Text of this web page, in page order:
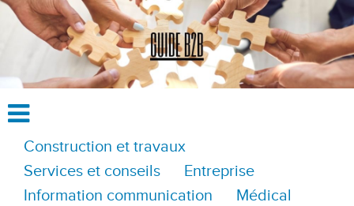
Construction et travaux
Services et conseils
Entreprise
Information communication
Médical